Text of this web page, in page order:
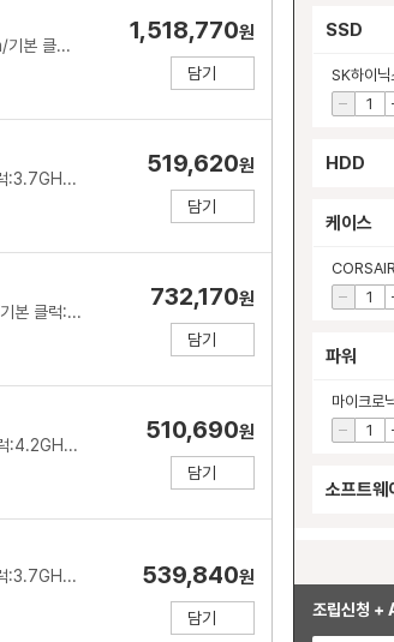
AMD(소켓AM5)/16코어/32스레드/메모리 규격:DDR5/탑재/6세대(Zen5)/TSMC 4nm/기본 클럭:4.3GHz/최대 클럭:5.6GHz/L2 캐시:16MB/L3 캐시:192MB/TDP:200W/PCIe5.0/5600MHz/AMD 라데온 그래픽/기술 지원:AMD Ryzen Master,AMD 3D V캐시,SMT(하이퍼스레딩)/쿨러:미포함
1,518,770원
담기
인텔(소켓1851)/P8+E16코어/24스레드/메모리 규격:DDR5/탑재/TSMC 3nm/기본 클럭:3.7GHz/최대 클럭:5.5GHz/L2 캐시:40MB/L3 캐시:36MB/PBP-MTP:125-250W/PCIe5.0, 4.0/7200MHz/인텔 그래픽스(Xe LPG)/기술 지원:인텔 XTU,인텔 퀵싱크,인텔 딥러닝부스트/쿨러:미포함
519,620원
담기
AMD(소켓AM5)/8코어/16스레드/메모리 규격:DDR5/탑재/6세대(Zen5)/TSMC 4nm/기본 클럭:4.7GHz/최대 클럭:5.2GHz/L2 캐시:8MB/L3 캐시:96MB/TDP:120W/PCIe5.0/5600MHz/AMD 라데온 그래픽/기술 지원:AMD Ryzen Master,AMD 3D V캐시,SMT(하이퍼스레딩)/쿨러:미포함/시네벤치R23(싱글):2073/시네벤치R23(멀티):23334/출시가: 479달러(VAT별도)
732,170원
담기
AMD(소켓AM5)/8코어/16스레드/메모리 규격:DDR5/탑재/5세대(Zen4)/5nm/기본 클럭:4.2GHz/최대 클럭:5.0GHz/L2 캐시:8MB/L3 캐시:96MB/TDP:120W/PPT:162W/PCIe5.0/5200MHz/AMD 라데온 그래픽/기술 지원:AMD Ryzen Master,AMD 3D V캐시,SMT(하이퍼스레딩)/쿨러:미포함/시네벤치R23(싱글):1788/시네벤치R23(멀티):18208
510,690원
담기
인텔(소켓1851)/P8+E16코어/24스레드/메모리 규격:DDR5/탑재/TSMC 3nm/기본 클럭:3.7GHz/최대 클럭:5.5GHz/L2 캐시:40MB/L3 캐시:36MB/PBP-MTP:125-250W/PCIe5.0, 4.0/7200MHz/인텔 그래픽스(Xe LPG)/기술 지원:인텔 XTU,인텔 퀵싱크,인텔 딥러닝부스트/쿨러:미포함 539,840원
담기
SSD
SK하이
HDD
케이스
파워
마이크로
소프트웨
조립신청 +